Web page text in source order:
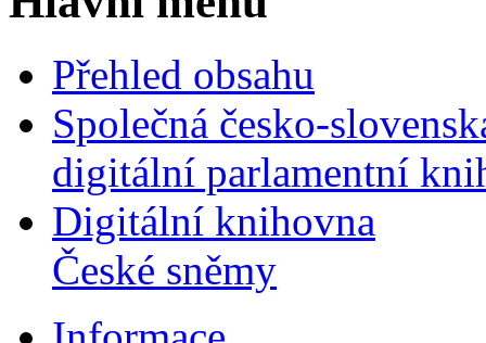
Přehled obsahu
Společná česko-
digitální parlamentní
Digitální knihovna
České sněmy